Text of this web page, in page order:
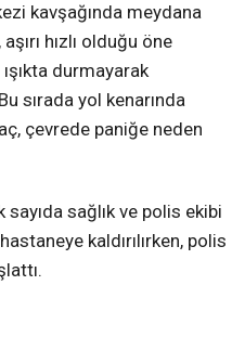
Hattı
Facebook
kavşağında meydana
hızlı olduğu öne
durmayarak
sırada yol kenarında
çevrede paniğe neden
sağlık ve polis ekibi
kaldırılırken, polis